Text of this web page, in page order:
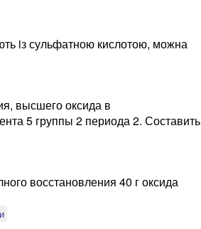
iз сульфатною кислотою, можна
высшего оксида в
5 группы 2 периода 2. Составить
восстановления 40 г оксида